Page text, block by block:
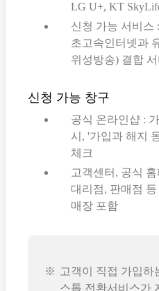
LG U+, KT
신청 가능 서비스
초고속인터넷과
위성방송) 결합
신청 가능 창구
공식 온라인샵 :
시, '가입과 해지
체크
고객센터, 공식
대리점, 판매점 등
매장 포함
고객이 직접 가입하
스톱 전환서비스가